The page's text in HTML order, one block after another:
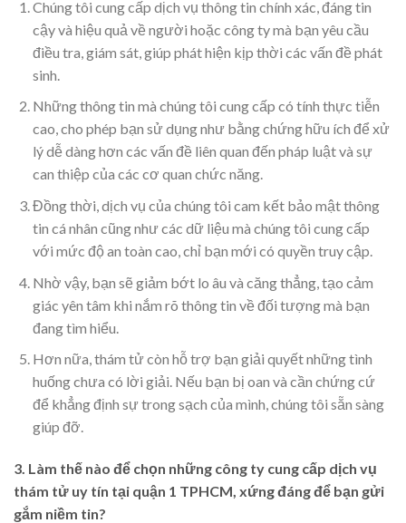
Chúng tôi cung cấp dịch vụ thông tin chính xác, đáng tin
cậy và hiệu quả về người hoặc công ty mà bạn yêu cầu
điều tra, giám sát, giúp phát hiện kịp thời các vấn đề phát
sinh.
Những thông tin mà chúng tôi cung cấp có tính thực tiễn
cao, cho phép bạn sử dụng như bằng chứng hữu ích để xử
lý dễ dàng hơn các vấn đề liên quan đến pháp luật và sự
can thiệp của các cơ quan chức năng.
Đồng thời, dịch vụ của chúng tôi cam kết bảo mật thông
tin cá nhân cũng như các dữ liệu mà chúng tôi cung cấp
với mức độ an toàn cao, chỉ bạn mới có quyền truy cập.
Nhờ vậy, bạn sẽ giảm bớt lo âu và căng thẳng, tạo cảm
giác yên tâm khi nắm rõ thông tin về đối tượng mà bạn
đang tìm hiểu.
Hơn nữa, thám tử còn hỗ trợ bạn giải quyết những tình
huống chưa có lời giải. Nếu bạn bị oan và cần chứng cứ
để khẳng định sự trong sạch của mình, chúng tôi sẵn sàng
giúp đỡ.
3. Làm thế nào để chọn những công ty cung cấp dịch vụ
thám tử uy tín tại quận 1 TPHCM, xứng đáng để bạn gửi
gắm niềm tin?